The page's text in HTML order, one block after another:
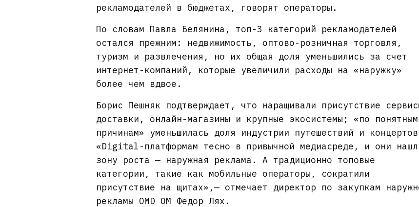
рекламодателей в бюджетах, говорят операторы.
По словам Павла Белянина, топ-3 категорий рекламодателей
остался прежним: недвижимость, оптово-розничная торговля,
туризм и развлечения, но их общая доля уменьшились за счет
интернет-компаний, которые увеличили расходы на «наружку»
более чем вдвое.
Борис Пешняк подтверждает, что наращивали присутствие
доставки, онлайн-магазины и крупные экосистемы; «по понятным
причинам» уменьшилась доля индустрии путешествий и
«Digital-платформам тесно в привычной медиасреде, и они
зону роста — наружная реклама. А традиционно топовые
категории, такие как мобильные операторы, сократили
присутствие на щитах»,— отмечает директор по закупкам
рекламы OMD OM Федор Лях.